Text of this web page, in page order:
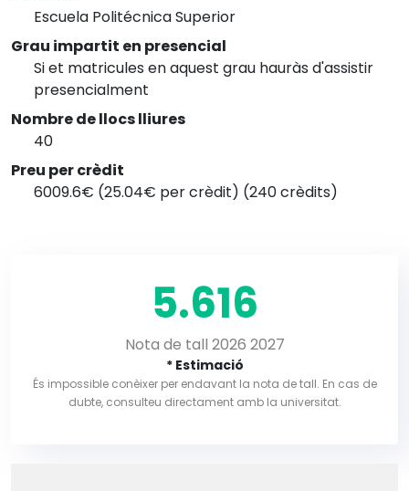
Escuela Politécnica Superior
Grau impartit en presencial
Si et matricules en aquest grau hauràs d'assistir
presencialment
Nombre de llocs lliures
40
Preu per crèdit
6009.6€ (25.04€ per crèdit) (240 crèdits)
5.616
Nota de tall 2026 2027
* Estimació
És impossible conèixer per endavant la nota de tall. En cas de
dubte, consulteu directament amb la universitat.